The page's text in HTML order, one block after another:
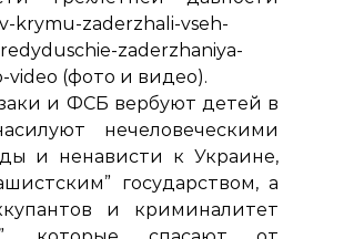
krymu-zaderzhali-vseh-
zaderzhaniya-
video (фото и видео).
и ФСБ вербуют детей в
нечеловеческими
и ненависти к Украине,
государством, а
и криминалитет